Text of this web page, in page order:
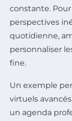
constante.
perspectives
quotidienne,
personnaliser
fine.
Un exemple
virtuels
un agenda